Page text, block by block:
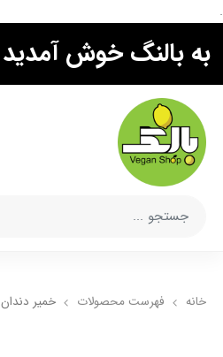
.
به بالنگ خوش آمدید
خانه فهرست محصولات خمیر